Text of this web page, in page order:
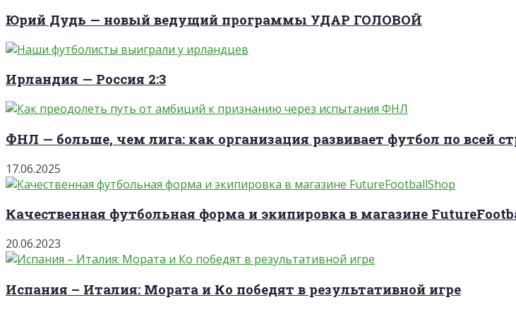
Юрий Дудь — новый ведущий программы УДАР ГОЛОВОЙ
Ирландия — Россия 2:3
ФНЛ — больше, чем лига: как организация развивает футбол по всей
17.06.2025
Качественная футбольная форма и экипировка в магазине
20.06.2023
Испания – Италия: Мората и Ко победят в результативной игре